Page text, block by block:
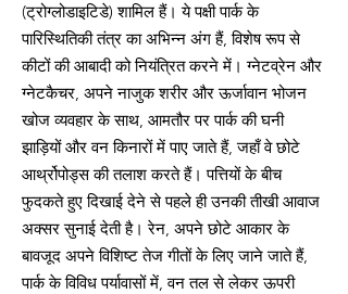
(ट्रोग्लोडाइटिडे) शामिल हैं। ये पक्षी पार्क के
पारिस्थितिकी तंत्र का अभिन्न अंग हैं, विशेष रूप से
कीटों की आबादी को नियंत्रित करने में। ग्नेटव्रेन और
ग्नेटकैचर, अपने नाजुक शरीर और ऊर्जावान भोजन
खोज व्यवहार के साथ, आमतौर पर पार्क की घनी
झाड़ियों और वन किनारों में पाए जाते हैं, जहाँ वे छोटे
आर्थ्रोपोड्स की तलाश करते हैं। पत्तियों के बीच
फुदकते हुए दिखाई देने से पहले ही उनकी तीखी आवाज
अक्सर सुनाई देती है। रेन, अपने छोटे आकार के
बावजूद अपने विशिष्ट तेज गीतों के लिए जाने जाते हैं,
पार्क के विविध पर्यावासों में, वन तल से लेकर ऊपरी